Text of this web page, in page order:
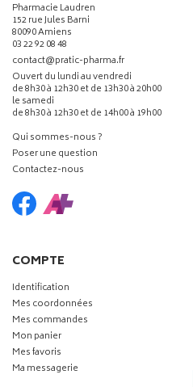
Pharmacie Laudren
152 rue Jules Barni
80090 Amiens
03 22 92 08 48
contact-
@-
pratic-pharma.fr
Ouvert du lundi au vendredi
de 8h30 à 12h30 et de 13h30 à 20h00
le samedi
de 8h30 à 12h30 et de 14h00 à 19h00
Qui sommes-nous ?
Poser une question
Contactez-nous
COMPTE
Identification
Mes coordonnées
Mes commandes
Mon panier
Mes favoris
Ma messagerie